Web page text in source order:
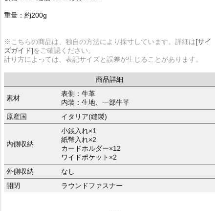
重量：約200g
※こちらの商品は、独自の方法により採寸しています。詳細は[サイ
ズガイド]をご確認ください。
計り方によっては、表記サイズと誤差が生じることがあります。
商品詳細
素材
表側：牛革
内装：生地、一部牛革
原産国
イタリア(縫製)
内側収納
小銭入れ×1
紙幣入れ×2
カードホルダー×12
ワイドポケット×2
外側収納
なし
開閉
ラウンドファスナー